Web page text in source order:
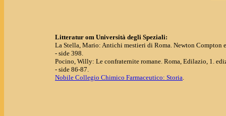
Litteratur om Università degli Speziali:
La Stella, Mario: Antichi mestieri di Roma. Newton Compton
- side 398.
Pocino, Willy: Le confraternite romane. Roma, Edilazio, 1.
- side 86-87.
Nobile Collegio Chimico Farmaceutico: Storia.